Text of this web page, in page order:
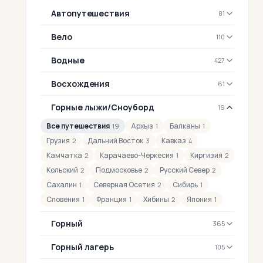
Автопутешествия 81
Вело 110
Водные 427
Восхождения 61
Горные лыжи/Сноуборд 19
Все путешествия 19 Архыз 1 Балканы 1
Грузия 2 Дальний Восток 3 Кавказ 4
Камчатка 2 Карачаево-Черкесия 1 Киргизия 2
Кольский 2 Подмосковье 2 Русский Север 2
Сахалин 1 Северная Осетия 2 Сибирь 1
Словения 1 Франция 1 Хибины 2 Япония 1
Горный 365
Горный лагерь 105